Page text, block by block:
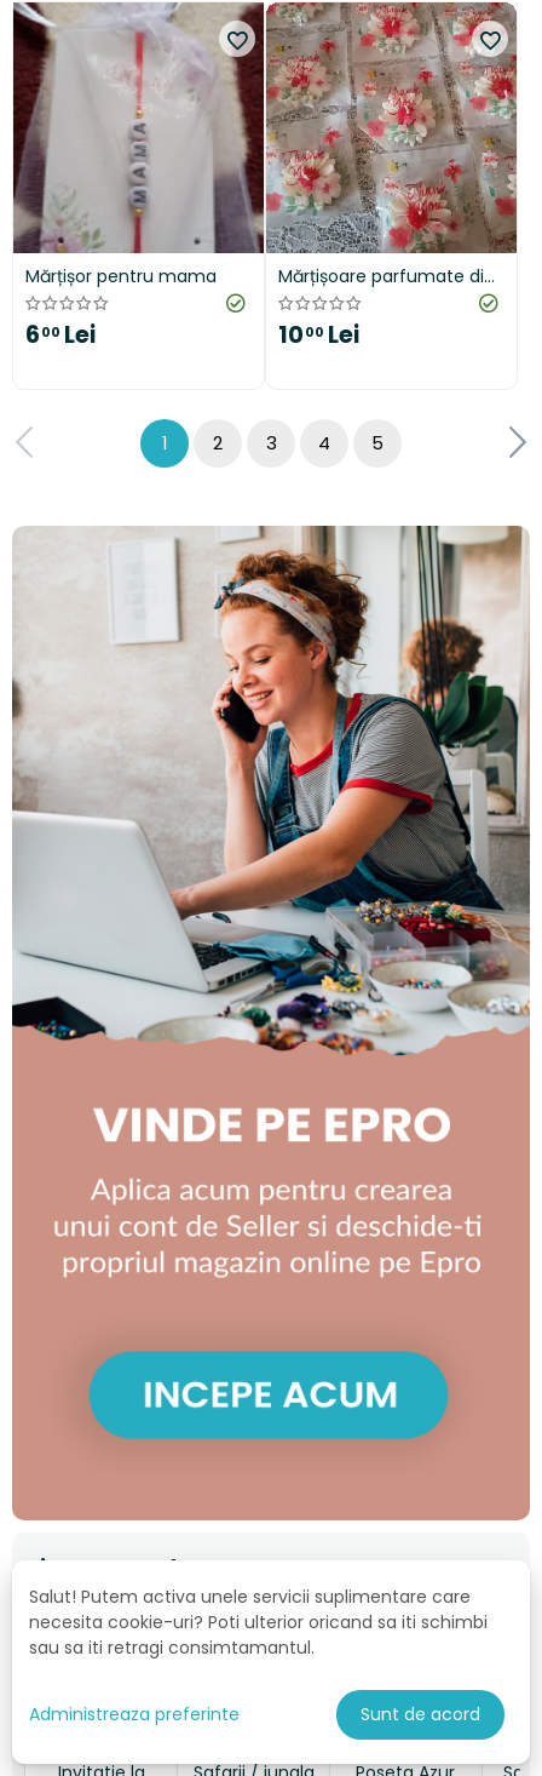
Iti Recomandam
Mărțișor pentru mama
600 Lei
Mărțișoare parfumate din
ceară de soia
1000 Lei
1 2 3 4 5
Salut! Putem activa unele servicii suplimentare care
necesita cookie-uri? Poti ulterior oricand sa iti schimbi
sau sa iti retragi consimtamantul.
Administreaza preferinte Sunt de acord